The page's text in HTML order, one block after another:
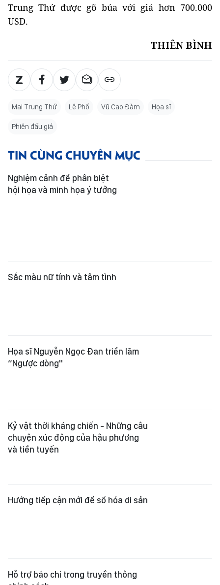
Trung Thứ được gõ búa với giá hơn 700.000
USD.
THIÊN BÌNH
Mai Trung Thứ Lê Phổ Vũ Cao Đàm Họa sĩ
Phiên đấu giá
TIN CÙNG CHUYÊN MỤC
Nghiệm cảnh để phân biệt
hội họa và minh họa ý tưởng
Sắc màu nữ tính và tâm tình
Họa sĩ Nguyễn Ngọc Đan triển lãm
“Ngược dòng"
Kỷ vật thời kháng chiến - Những câu
chuyện xúc động của hậu phương
và tiền tuyến
Hướng tiếp cận mới để số hóa di sản
Hỗ trợ báo chí trong truyền thông